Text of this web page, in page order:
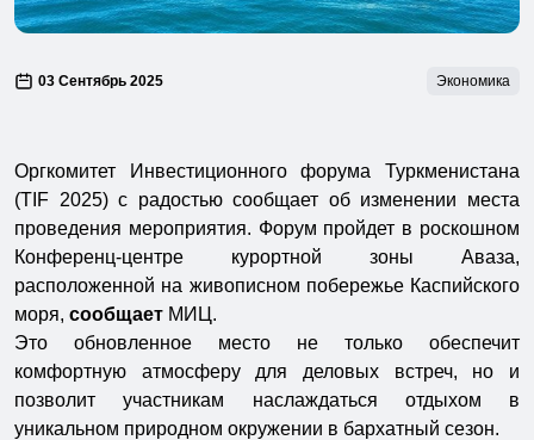
03 Сентябрь 2025 Экономика
Оргкомитет Инвестиционного форума Туркменистана
(TIF 2025) с радостью сообщает об изменении места
проведения мероприятия. Форум пройдет в роскошном
Конференц-центре курортной зоны Аваза,
расположенной на живописном побережье Каспийского
моря, сообщает МИЦ.
Это обновленное место не только обеспечит
комфортную атмосферу для деловых встреч, но и
позволит участникам наслаждаться отдыхом в
уникальном природном окружении в бархатный сезон.